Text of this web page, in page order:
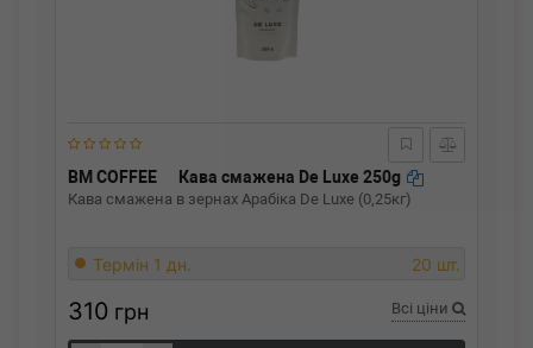
BM COFFEE Кава смажена De Luxe 250g
Кава смажена в зернах Арабіка De Luxe (0,25кг)
Термін 1 дн. 20 шт.
310 грн Всі ціни